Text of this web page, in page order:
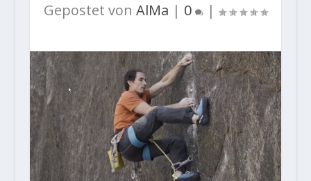
Gepostet von AlMa | 0 |